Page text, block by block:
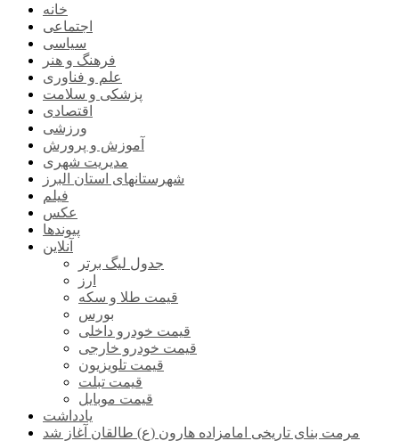
خانه
اجتماعی
سیاسی
فرهنگ و هنر
علم و فناوری
پزشکی و سلامت
اقتصادی
ورزشی
آموزش و پرورش
مدیریت شهری
شهرستانهای استان البرز
فیلم
عکس
پیوندها
آنلاین
جدول لیگ برتر
ارز
قیمت طلا و سکه
بورس
قیمت خودرو داخلی
قیمت خودرو خارجی
قیمت تلویزیون
قیمت تبلت
قیمت موبایل
یادداشت
مرمت بنای تاریخی امامزاده هارون (ع) طالقان آغاز شد